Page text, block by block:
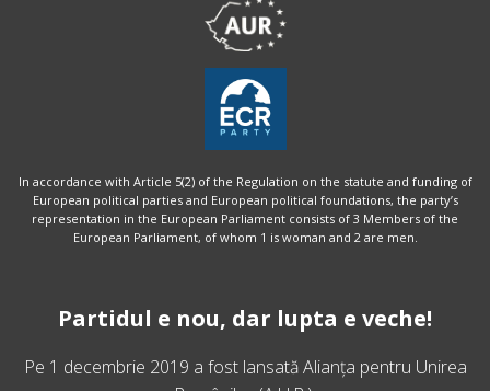
In accordance with Article 5(2) of the Regulation on the statute and funding of
European political parties and European political foundations, the party’s
representation in the European Parliament consists of 3 Members of the
European Parliament, of whom 1 is woman and 2 are men.
Partidul e nou, dar lupta e veche!
Pe 1 decembrie 2019 a fost lansatăAlianța pentru Unirea